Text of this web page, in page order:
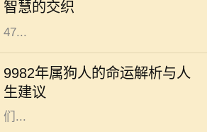
智慧的交织
向息息相关。今天，我们将深入探讨
47...
9982年属狗人的命运解析与人
生建议
在中国传统文化中，生肖被认为与个
人的命运有着密切的关系。1982年属
狗的人，正如生肖所示，忠诚、聪慧
且责任心强。他们的性格特征使得他
们...
在中国传统文化中，生肖不仅仅是一